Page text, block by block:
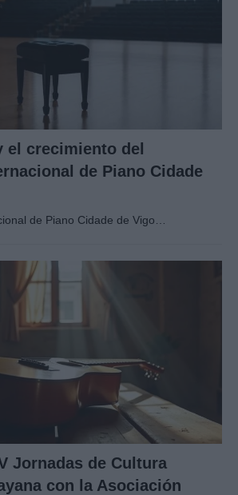
el crecimiento del
de Piano Cidade
de Piano Cidade de Vigo…
Jornadas de Cultura
con la Asociación